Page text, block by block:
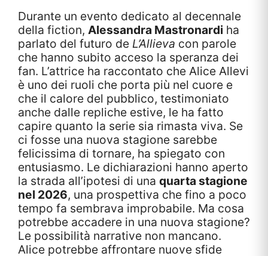
Durante un evento dedicato al decennale
della fiction, Alessandra Mastronardi ha
parlato del futuro de L’Allieva con parole
che hanno subito acceso la speranza dei
fan. L’attrice ha raccontato che Alice Allevi
è uno dei ruoli che porta più nel cuore e
che il calore del pubblico, testimoniato
anche dalle repliche estive, le ha fatto
capire quanto la serie sia rimasta viva. Se
ci fosse una nuova stagione sarebbe
felicissima di tornare, ha spiegato con
entusiasmo. Le dichiarazioni hanno aperto
la strada all’ipotesi di una quarta stagione
nel 2026, una prospettiva che fino a poco
tempo fa sembrava improbabile. Ma cosa
potrebbe accadere in una nuova stagione?
Le possibilità narrative non mancano.
Alice potrebbe affrontare nuove sfide